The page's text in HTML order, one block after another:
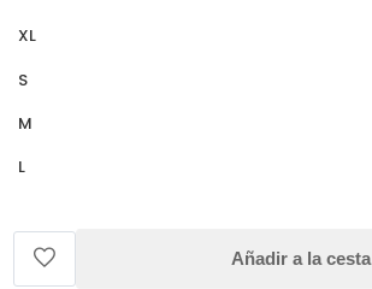
XL
S
M
L
Añadir a la cesta